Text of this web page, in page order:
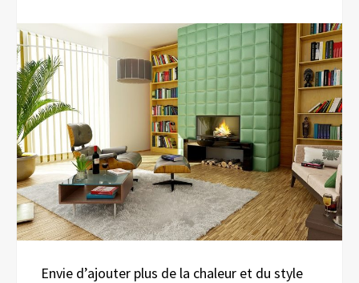
Envie d’ajouter plus de la chaleur et du style